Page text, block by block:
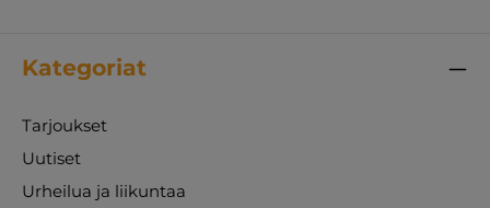
Kategoriat
Tarjoukset
Uutiset
Urheilua ja liikuntaa